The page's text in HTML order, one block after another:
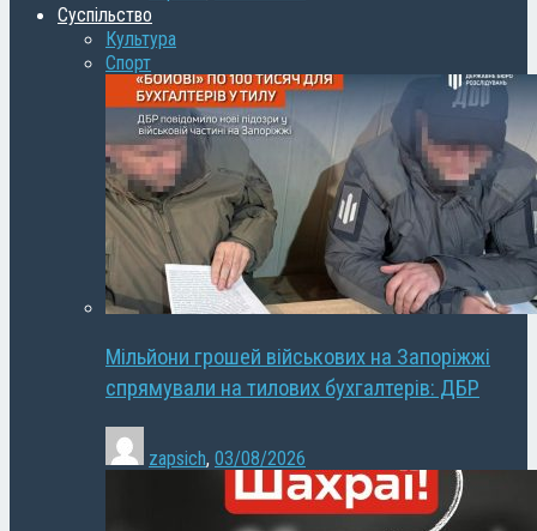
Суспільство
Культура
Спорт
Мільйони грошей військових на Запоріжжі
спрямували на тилових бухгалтерів: ДБР
zapsich, 03/08/2026